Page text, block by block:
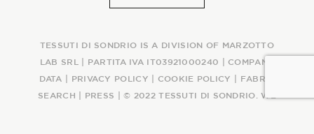
TESSUTI DI SONDRIO IS A DIVISION OF MARZOTTO
LAB SRL | PARTITA IVA IT03921000240 | COMPANY
DATA
PRIVACY POLICY COOKIE POLICY
FABRIC
SEARCH
PRESS | © 2022 TESSUTI DI SONDRIO. WE